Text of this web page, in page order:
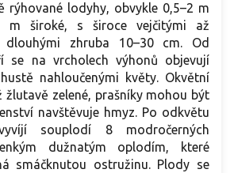
rýhované lodyhy, obvykle 0,5–2 m
m široké, s široce vejčitými až
zhruba 10–30 cm. Od
se na vrcholech výhonů objevují
nahloučenými květy. Okvětní
žlutavě zelené, prašníky mohou být
navštěvuje hmyz. Po odkvětu
souplodí 8 modročerných
dužnatým oplodím, které
smáčknutou ostružinu. Plody se